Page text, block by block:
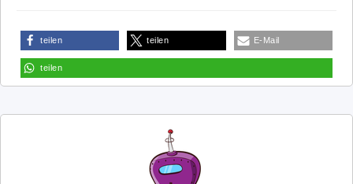
teilen teilen E-Mail
teilen